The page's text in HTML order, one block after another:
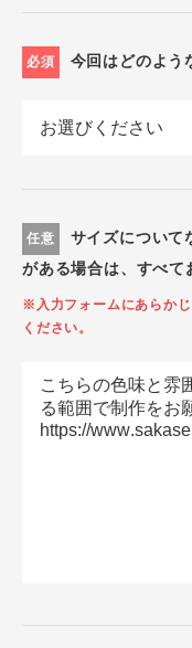
必須 今回はどのよう
任意
サイズについて
がある場合は、すべて
※入力フォームにあらか
ください。